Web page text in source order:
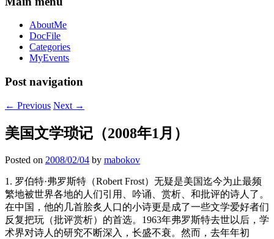
AboutMe
DocFile
Categories
MyEvents
Post navigation
← Previous Next →
美国文学琐记（2008年1月）
Posted on 2008/02/04 by mabokov
1. 罗伯特·弗罗斯特（Robert Frost）无疑是美国迄今为止最频
繁地被世界各地的人们引用、吟诵、赏析、和批评的诗人了。
在中国，他的几首脍炙人口的小诗更是成了一些文学爱好者们
反复把玩（批评赏析）的首选。1963年弗罗斯特去世以后，学
术界对诗人的研究不断深入，长盛不衰。然而，去年年初